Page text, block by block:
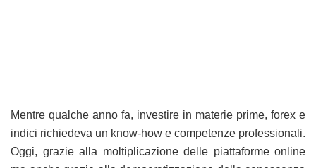
Mentre qualche anno fa, investire in materie prime, forex e
indici richiedeva un know-how e competenze professionali.
Oggi, grazie alla moltiplicazione delle piattaforme online